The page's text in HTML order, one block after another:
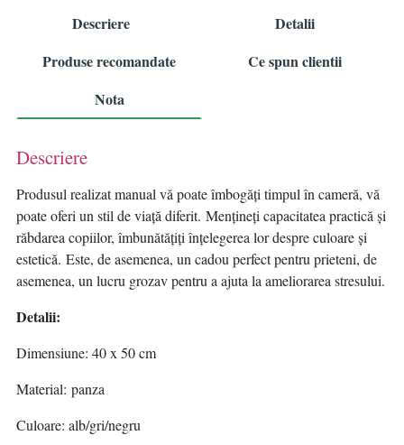
Descriere
Detalii
Produse recomandate
Ce spun clientii
Nota
Descriere
Produsul realizat manual vă poate îmbogăți timpul în cameră, vă
poate oferi un stil de viață diferit. Mențineți capacitatea practică și
răbdarea copiilor, îmbunătățiți înțelegerea lor despre culoare și
estetică. Este, de asemenea, un cadou perfect pentru prieteni, de
asemenea, un lucru grozav pentru a ajuta la ameliorarea stresului.
Detalii:
Dimensiune: 40 x 50 cm
Material: panza
Culoare: alb/gri/negru